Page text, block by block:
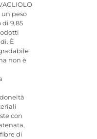
un peso
di 9,85
È
non è
con
di